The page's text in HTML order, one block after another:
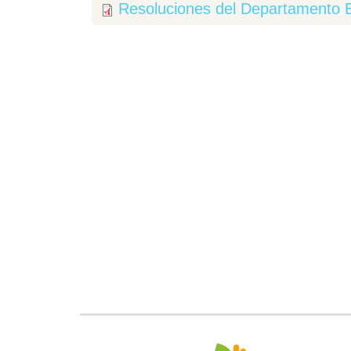
Resoluciones del Departamento